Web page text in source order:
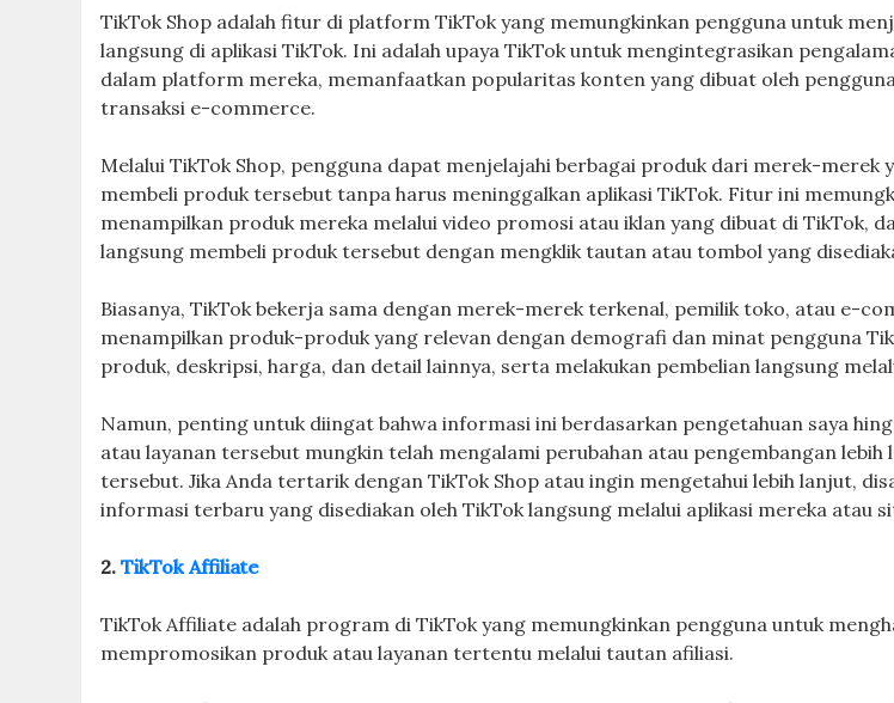
TikTok Shop adalah fitur di platform TikTok yang memungkinkan pengguna untuk
langsung di aplikasi TikTok. Ini adalah upaya TikTok untuk mengintegrasikan
dalam platform mereka, memanfaatkan popularitas konten yang dibuat oleh
transaksi e-commerce.
Melalui TikTok Shop, pengguna dapat menjelajahi berbagai produk dari merek-merek
membeli produk tersebut tanpa harus meninggalkan aplikasi TikTok. Fitur ini
menampilkan produk mereka melalui video promosi atau iklan yang dibuat di TikTok,
langsung membeli produk tersebut dengan mengklik tautan atau tombol yang
Biasanya, TikTok bekerja sama dengan merek-merek terkenal, pemilik toko, atau e-
menampilkan produk-produk yang relevan dengan demografi dan minat pengguna
produk, deskripsi, harga, dan detail lainnya, serta melakukan pembelian langsung
Namun, penting untuk diingat bahwa informasi ini berdasarkan pengetahuan saya
atau layanan tersebut mungkin telah mengalami perubahan atau pengembangan lebih
tersebut. Jika Anda tertarik dengan TikTok Shop atau ingin mengetahui lebih lanjut,
informasi terbaru yang disediakan oleh TikTok langsung melalui aplikasi mereka atau
2.TikTok Affiliate
TikTok Affiliate adalah program di TikTok yang memungkinkan pengguna untuk
mempromosikan produk atau layanan tertentu melalui tautan afiliasi.